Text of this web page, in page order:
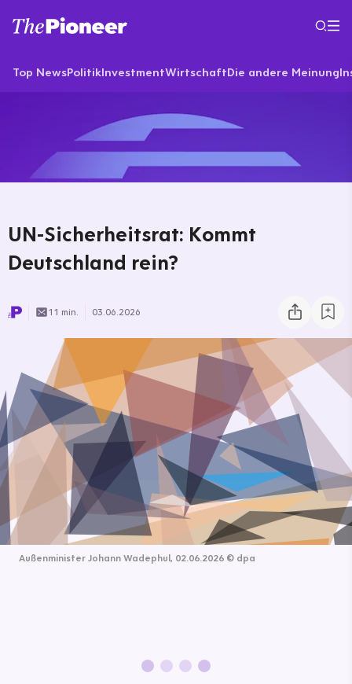
Top NewsPolitikInvestmentWirtschaftDie andere Meinung
UN-Sicherheitsrat: Kommt
Deutschland rein?
11 min. 03.06.2026
Außenminister Johann Wadephul, 02.06.2026 © dpa